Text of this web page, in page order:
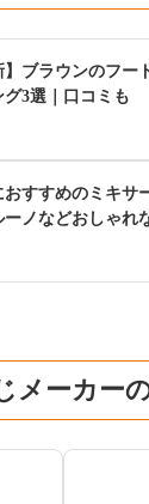
】ブラウンのフ
3選｜口コミも
おすすめのミキサ
ーノなどおしゃれ
メーカー